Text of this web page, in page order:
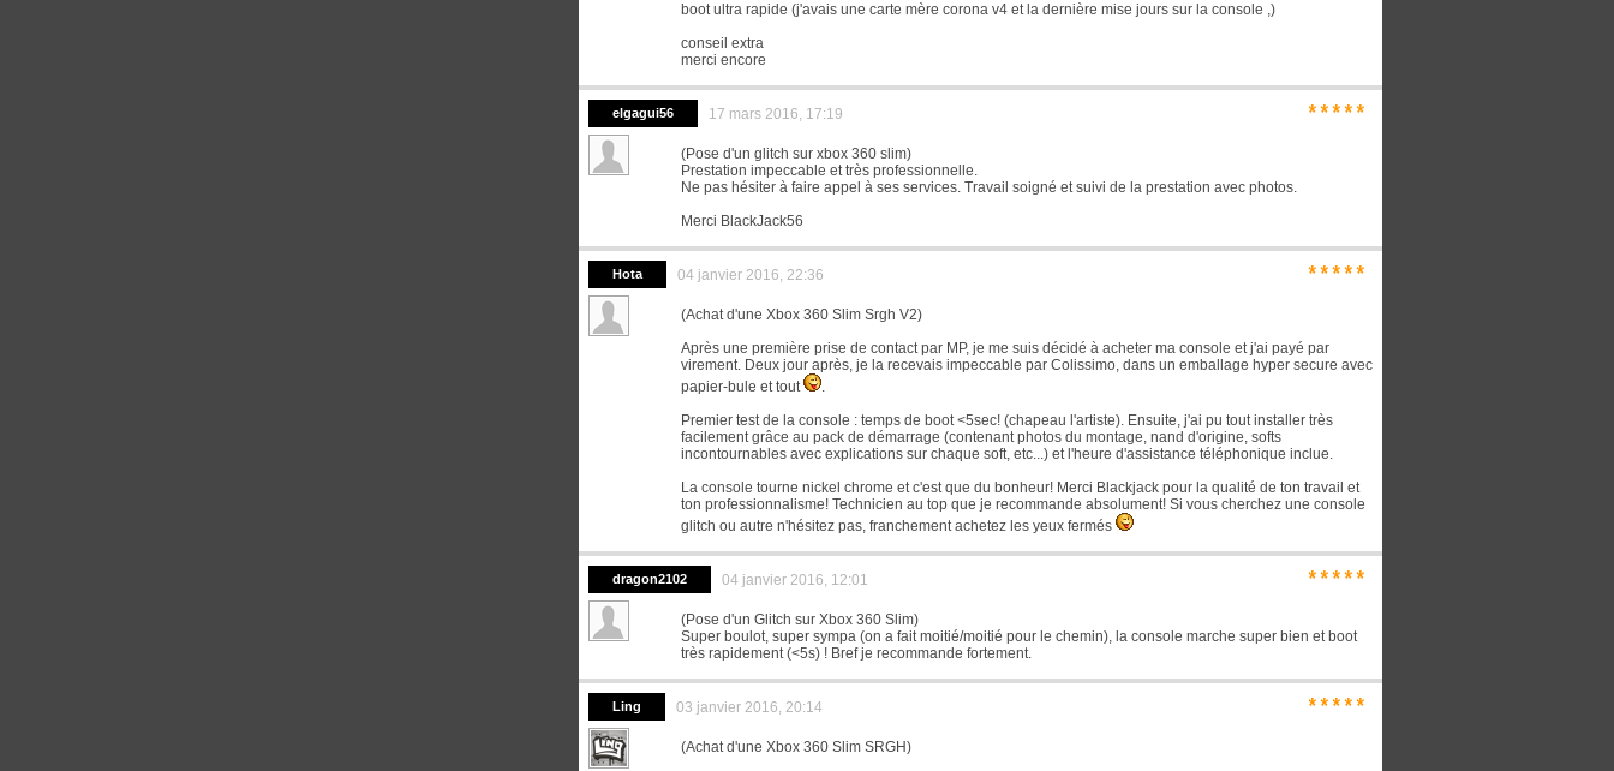
boot ultra rapide (j'avais une carte mère corona v4 et la dernière mise jours sur la console ,)
conseil extra
merci encore
elgagui56 17 mars 2016, 17:19 *****
(Pose d'un glitch sur xbox 360 slim)
Prestation impeccable et très professionnelle.
Ne pas hésiter à faire appel à ses services. Travail soigné et suivi de la prestation avec photos.
Merci BlackJack56
Hota 04 janvier 2016, 22:36 *****
(Achat d'une Xbox 360 Slim Srgh V2)
Après une première prise de contact par MP, je me suis décidé à acheter ma console et j'ai payé par
virement. Deux jour après, je la recevais impeccable par Colissimo, dans un emballage hyper secure avec
papier-bule et tout
.
Premier test de la console : temps de boot <5sec! (chapeau l'artiste). Ensuite, j'ai pu tout installer très
facilement grâce au pack de démarrage (contenant photos du montage, nand d'origine, softs
incontournables avec explications sur chaque soft, etc...) et l'heure d'assistance téléphonique inclue.
La console tourne nickel chrome et c'est que du bonheur! Merci Blackjack pour la qualité de ton travail et
ton professionnalisme! Technicien au top que je recommande absolument! Si vous cherchez une console
glitch ou autre n'hésitez pas, franchement achetez les yeux fermés
dragon2102 04 janvier 2016, 12:01 *****
(Pose d'un Glitch sur Xbox 360 Slim)
Super boulot, super sympa (on a fait moitié/moitié pour le chemin), la console marche super bien et boot
très rapidement (<5s) ! Bref je recommande fortement.
Ling 03 janvier 2016, 20:14 *****
(Achat d'une Xbox 360 Slim SRGH)